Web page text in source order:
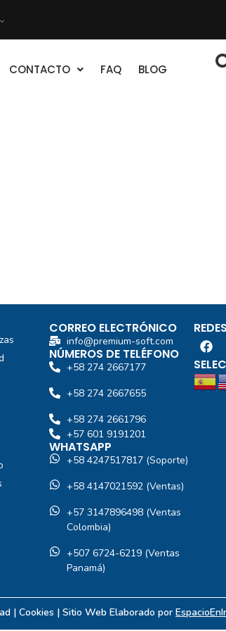
CONTACTO FAQ BLOG
CORREO ELECTRÓNICO
info@premium-soft.com
NÚMEROS DE TELÉFONO
+58 274 2667177
+58 274 2667655
+58 274 2661796
+57 601 9191201‬
WHATSAPP
+58 4247517817 (Soporte)
+58 4147021592 (Ventas)
+57 3147896498 (Ventas
Colombia)
+507 6724-6219 (Ventas
Panamá)
| Cookies | Sitio Web Elaborado por